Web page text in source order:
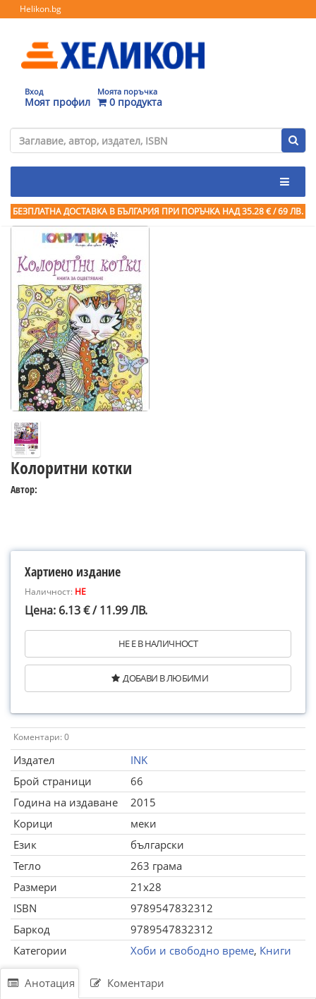
Helikon.bg
Вход
Моят профил
Моята поръчка
0 продукта
БЕЗПЛАТНА ДОСТАВКА В БЪЛГАРИЯ ПРИ ПОРЪЧКА НАД 35.28 € / 69 ЛВ.
Колоритни котки
Автор:
Хартиено издание
Наличност: НЕ
Цена: 6.13 € / 11.99 ЛВ.
НЕ Е В НАЛИЧНОСТ
ДОБАВИ В ЛЮБИМИ
Коментари: 0
Издател
INK
Брой страници
66
Година на издаване
2015
Корици
меки
Език
български
Тегло
263 грама
Размери
21x28
ISBN
9789547832312
Баркод
9789547832312
Категории
Хоби и свободно време, Книги
Анотация Коментари